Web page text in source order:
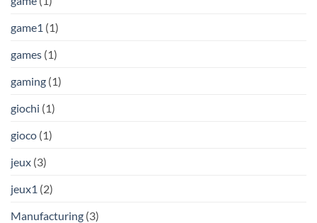
game1 (1)
games (1)
gaming (1)
giochi (1)
gioco (1)
jeux (3)
jeux1 (2)
Manufacturing (3)